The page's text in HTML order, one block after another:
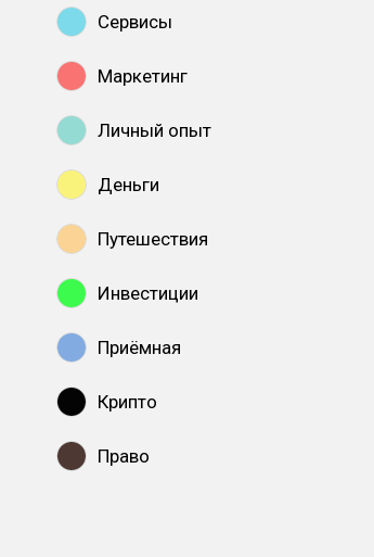
Сервисы
Маркетинг
Личный опыт
Деньги
Путешествия
Инвестиции
Приёмная
Крипто
Право